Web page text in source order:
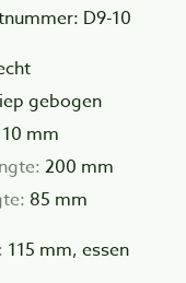
D9-10
gebogen
10 mm
200 mm
85 mm
115 mm, essen